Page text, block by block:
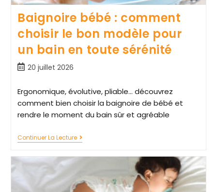
Baignoire bébé : comment
choisir le bon modèle pour
un bain en toute sérénité
20 juillet 2026
Ergonomique, évolutive, pliable... découvrez
comment bien choisir la baignoire de bébé et
rendre le moment du bain sûr et agréable
Continuer La Lecture